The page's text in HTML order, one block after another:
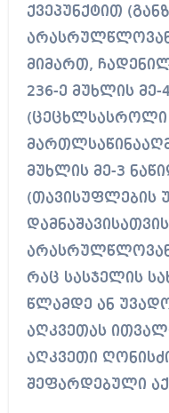
ქვეპუნქტით
მიმართ,
236-ე მუხლის
(ცეცხლსასროლი
მუხლის მე-3
(თავისუფლების
რაც სასჯელის
წლამდე ან
აღკვეთას
აღკვეთი
შეფარდებული